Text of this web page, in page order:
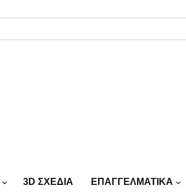
3D ΣΧΕΔΙΑ ΕΠΑΓΓΕΛΜΑΤΙΚΑ